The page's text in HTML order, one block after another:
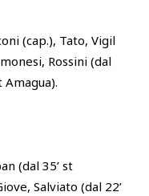
(cap.), Tato, Vigil
Rossini (dal
Amagua).
(dal 35’ st
Salviato (dal 22’